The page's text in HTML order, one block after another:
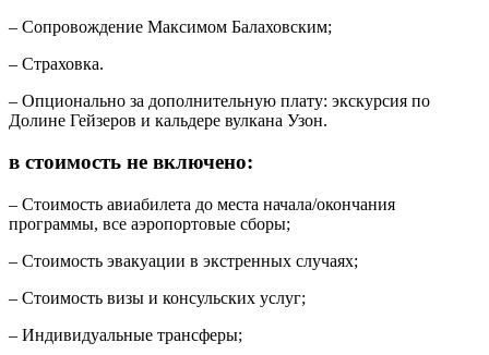
– Сопровождение Максимом Балаховским;
– Страховка.
– Опционально за дополнительную плату: экскурсия по
Долине Гейзеров и кальдере вулкана Узон.
в стоимость не включено:
– Стоимость авиабилета до места начала/окончания
программы, все аэропортовые сборы;
– Стоимость эвакуации в экстренных случаях;
– Стоимость визы и консульских услуг;
– Индивидуальные трансферы;